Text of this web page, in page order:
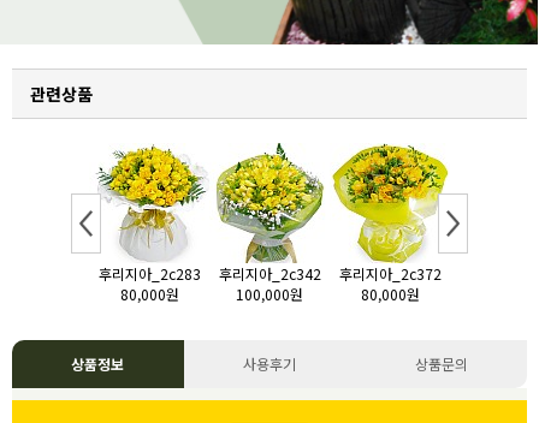
관련상품
후리지아_2c283
80,000원
후리지아_2c342
100,000원
후리지아_2c372
80,000원
상품정보 사용후기 상품문의